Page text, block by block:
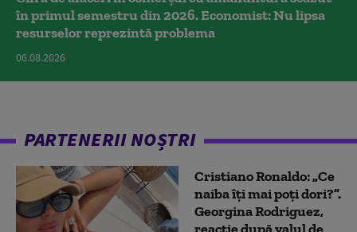
în primul semestru din 2026. Economist: Nu lipsa
resurselor reprezintă problema
06.08.2026
PARTENERII NOȘTRI
Cristiano Ronaldo: „Ce
naiba îți mai poți dori?”.
Georgina Rodriguez,